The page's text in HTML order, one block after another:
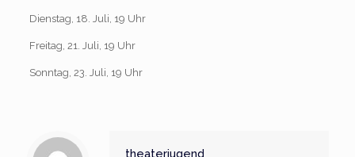
Dienstag, 18. Juli, 19 Uhr
Freitag, 21. Juli, 19 Uhr
Sonntag, 23. Juli, 19 Uhr
theaterjugend